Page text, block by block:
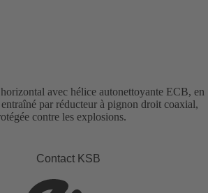
avec hélice autonettoyante ECB, en
par réducteur à pignon droit coaxial,
contre les explosions.
Contact KSB